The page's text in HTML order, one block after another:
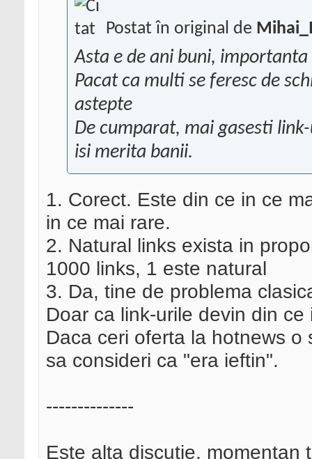
Postat în original de
Asta e de ani buni,
Pacat ca multi se feresc de
astepte
De cumparat, mai gasesti
isi merita banii.
1. Corect. Este din ce in ce
in ce mai rare.
2. Natural links exista in
1000 links, 1 este natural
3. Da, tine de problema
Doar ca link-urile devin din
Daca ceri oferta la hotnews
sa consideri ca "era ieftin".
--------------
Este alta discutie, momentan